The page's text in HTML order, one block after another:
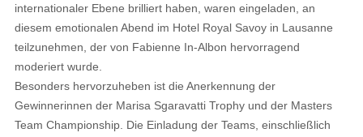
internationaler Ebene brilliert haben, waren eingeladen, an
diesem emotionalen Abend im Hotel Royal Savoy in Lausanne
teilzunehmen, der von Fabienne In-Albon hervorragend
moderiert wurde.
Besonders hervorzuheben ist die Anerkennung der
Gewinnerinnen der Marisa Sgaravatti Trophy und der Masters
Team Championship. Die Einladung der Teams, einschließlich